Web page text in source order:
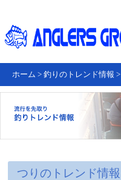
ホーム > 釣りのトレンド情報 >
つりのトレンド情報